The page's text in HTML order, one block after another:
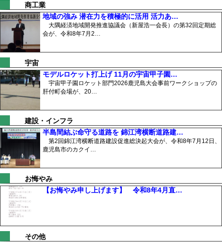
商工業
地域の強み 潜在力を積極的に活用 活力あ…
大隅経済地域開発推進協議会（新屋浩一会長）の第32回定期総
会が、令和8年7月2…
宇宙
モデルロケット打上げ 11月の宇宙甲子園…
宇宙甲子園ロケット部門2026鹿児島大会事前ワークショップの
肝付町会場が、20…
建設・インフラ
半島間結ぶ命守る道路を 錦江湾横断道路建…
第2回錦江湾横断道路建設促進総決起大会が、令和8年7月12日、
鹿児島市のカクイ…
お悔やみ
【お悔やみ申し上げます】 令和8年4月直…
その他